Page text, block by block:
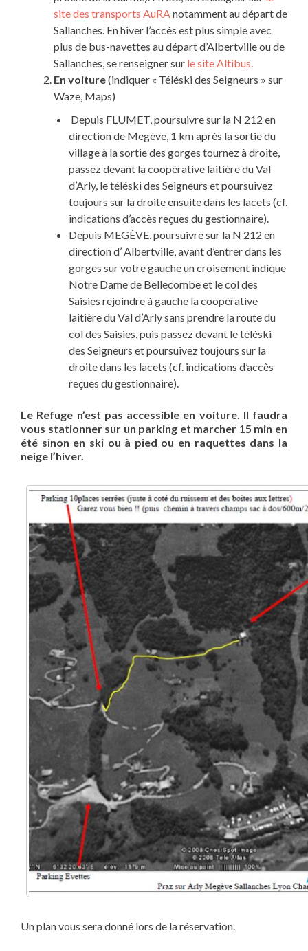
site des transports AuRAnotamment au départ de
Sallanches. En hiver l’accès est plus simple avec
plus de bus-navettes au départ d’Albertville ou de
Sallanches, se renseigner sur le site Altibus.
En voiture(indiquer « Téléski des Seigneurs » sur
Waze, Maps)
Depuis FLUMET, poursuivre sur la N 212 en
direction de Megève, 1 km après la sortie du
village à la sortie des gorges tournez à droite,
passez devant la coopérative laitière du Val
d’Arly, le téléski des Seigneurs et poursuivez
toujours sur la droite ensuite dans les lacets (cf.
indications d’accès reçues du gestionnaire).
Depuis MEGÈVE, poursuivre sur la N 212 en
direction d’ Albertville, avant d’entrer dans les
gorges sur votre gauche un croisement indique
Notre Dame de Bellecombe et le col des
Saisies rejoindre à gauche la coopérative
laitière du Val d’Arly sans prendre la route du
col des Saisies, puis passez devant le téléski
des Seigneurs et poursuivez toujours sur la
droite dans les lacets (cf. indications d’accès
reçues du gestionnaire).
Le Refuge n’est pas accessible en voiture. Il faudra
vous stationner sur un parking et marcher 15 min en
été sinon en ski ou à pied ou en raquettes dans la
neige l’hiver.
Un plan vous sera donné lors de la réservation.